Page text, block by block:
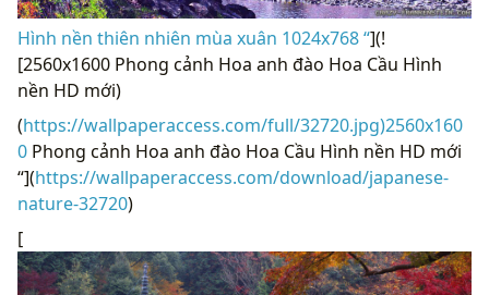
Hình nền thiên nhiên mùa xuân 1024x768 “](!
[2560x1600 Phong cảnh Hoa anh đào Hoa Cầu Hình
nền HD mới)
(https://wallpaperaccess.com/full/32720.jpg)2560x160
0Phong cảnh Hoa anh đào Hoa Cầu Hình nền HD mới
“](https://wallpaperaccess.com/download/japanese-
nature-32720)
[